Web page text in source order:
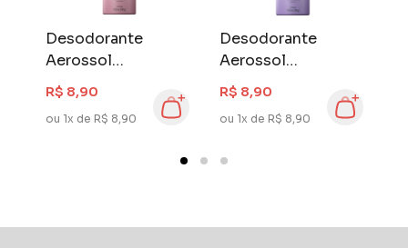
Desodorante
Aerossol
Herbíssimo Care
150 ml Hibisco
R$ 8,90
ou 1x de R$ 8,90
Desodorante
Aerossol
Herbíssimo Care
150 ml Lavanda
R$ 8,90
ou 1x de R$ 8,90